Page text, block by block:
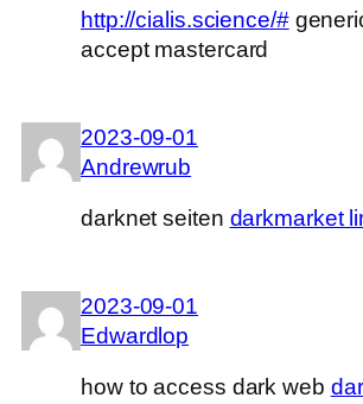
http://cialis.science/#
accept mastercard
2023-09-01
Andrewrub
darknet seiten darkmarket
2023-09-01
Edwardlop
how to access dark web